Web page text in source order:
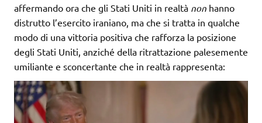
affermando ora che gli Stati Uniti in realtà non hanno
distrutto l’esercito iraniano, ma che si tratta in qualche
modo di una vittoria positiva che rafforza la posizione
degli Stati Uniti, anziché della ritrattazione palesemente
umiliante e sconcertante che in realtà rappresenta: